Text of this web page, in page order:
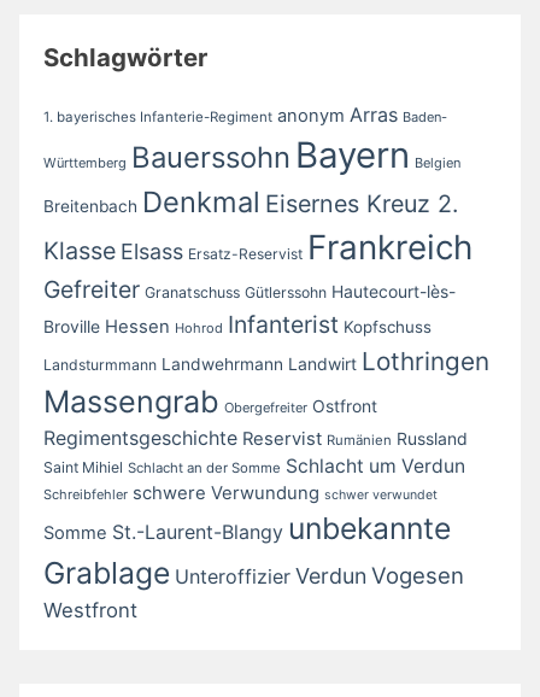
Schlagwörter
1. bayerisches Infanterie-Regiment anonym Arras Baden-
Württemberg Bauerssohn Bayern Belgien
Breitenbach Denkmal Eisernes Kreuz 2.
Klasse Elsass Ersatz-Reservist Frankreich
Gefreiter Granatschuss Gütlerssohn Hautecourt-lès-
Broville Hessen Hohrod Infanterist Kopfschuss
Landsturmmann Landwehrmann Landwirt Lothringen
Massengrab Obergefreiter Ostfront
Regimentsgeschichte Reservist Rumänien Russland
Saint Mihiel Schlacht an der Somme Schlacht um Verdun
Schreibfehler schwere Verwundung schwer verwundet
Somme St.-Laurent-Blangy unbekannte
Grablage Unteroffizier Verdun Vogesen
Westfront